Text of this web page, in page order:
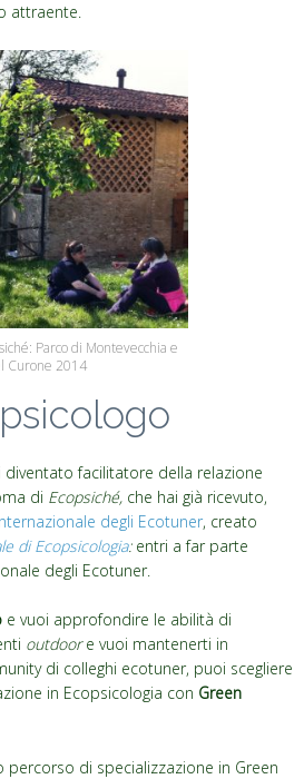
attraente.
Parco di Montevecchia e
Curone 2014
diventato facilitatore della relazione
di Ecopsiché, che hai già ricevuto,
degli Ecotuner, creato
di Ecopsicologia:entri a far parte
degli Ecotuner.
e vuoi approfondire le abilità di
outdoore vuoi mantenerti in
di colleghi ecotuner, puoi scegliere
in Ecopsicologia con Green
percorso di specializzazione in Green